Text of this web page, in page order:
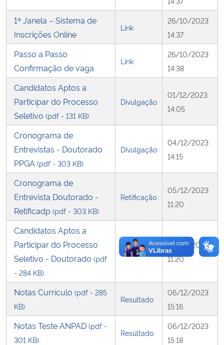
1ª Janela – Sistema de
Inscrições Online
Link
26/10/2023
14:37
Passo a Passo
Confirmação de vaga
Link
26/10/2023
14:38
Candidatos Aptos a
Participar do Processo
Seletivo (pdf - 131 KB)
Divulgação
01/12/2023
14:05
Cronograma de
Entrevistas - Doutorado
PPGA (pdf - 303 KB)
Divulgação
04/12/2023
14:15
Cronograma de
Entrevista Doutorado -
Retificadp (pdf - 303 KB)
Retificação
05/12/2023
11:20
Candidatos Aptos a
Participar do Processo
Seletivo - Doutorado (pdf
- 284 KB)
Retificação
05/12/2023
11:20
Notas Currículo (pdf - 285
KB)
Resultado
06/12/2023
15:16
Notas Teste ANPAD (pdf -
301 KB)
Resultado
06/12/2023
15:18